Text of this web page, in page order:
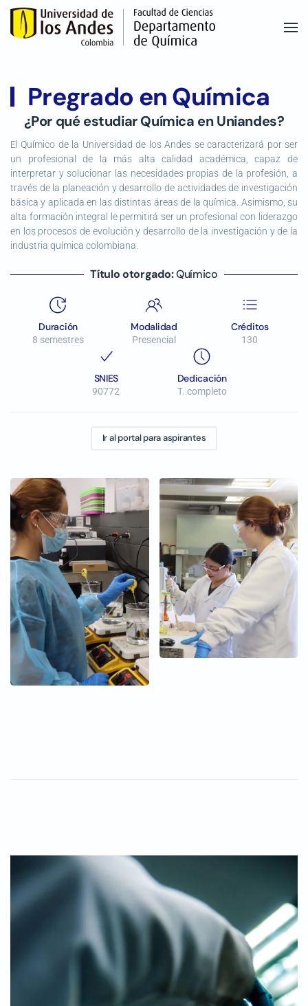
Skip to main content
Pregrado en Química
¿Por qué estudiar Química en Uniandes?
El Químico de la Universidad de los Andes se caracterizará por ser
un profesional de la más alta calidad académica, capaz de
interpretar y solucionar las necesidades propias de la profesión, a
través de la planeación y desarrollo de actividades de investigación
básica y aplicada en las distintas áreas de la química. Asimismo, su
alta formación integral le permitirá ser un profesional con liderazgo
en los procesos de evolución y desarrollo de la investigación y de la
industria química colombiana.
Título otorgado:Químico
Duración
8 semestres
Modalidad
Presencial
Créditos
130
SNIES
90772
Dedicación
T. completo
Ir al portal para aspirantes